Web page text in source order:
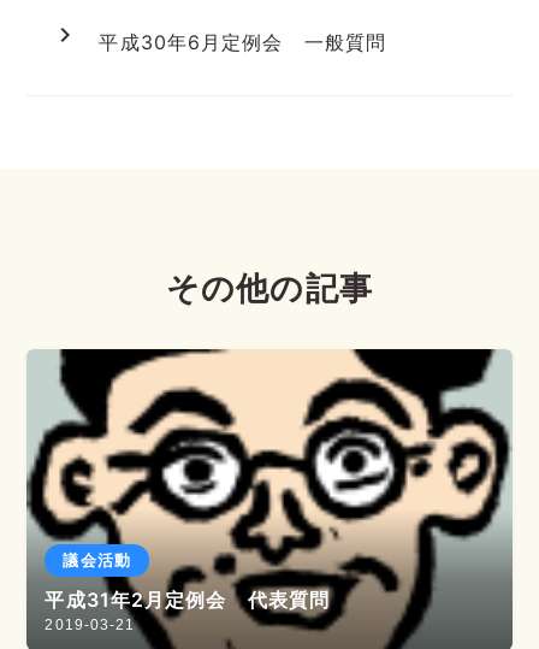
navigate_next 平成30年6月定例会 一般質問
その他の記事
議会活動
平成31年2月定例会 代表質問
2019-03-21